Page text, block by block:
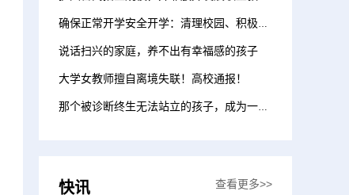
确保正常开学安全开学：清理校园、积极备课、借址办学，受灾地区全力做好准备
说话扫兴的家庭，养不出有幸福感的孩子
大学女教师擅自离境失联！高校通报！
那个被诊断终生无法站立的孩子，成为一名小学生了！
快讯 查看更多>>